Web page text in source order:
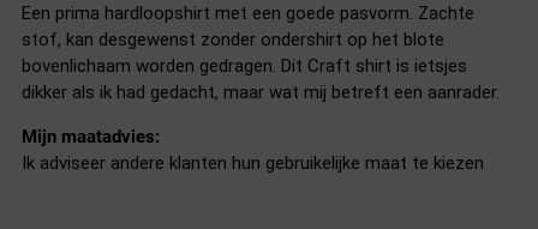
Een prima hardloopshirt met een goede pasvorm. Zachte
stof, kan desgewenst zonder ondershirt op het blote
bovenlichaam worden gedragen. Dit Craft shirt is ietsjes
dikker als ik had gedacht, maar wat mij betreft een aanrader.
Mijn maatadvies:
Ik adviseer andere klanten hun gebruikelijke maat te kiezen